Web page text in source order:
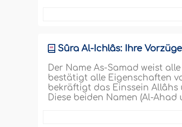
Sûra Al-Ichlâs: Ihre
Der Name As-Samad weist
bestätigt alle Eigenschaften
bekräftigt das Einssein
Diese beiden Namen (Al-